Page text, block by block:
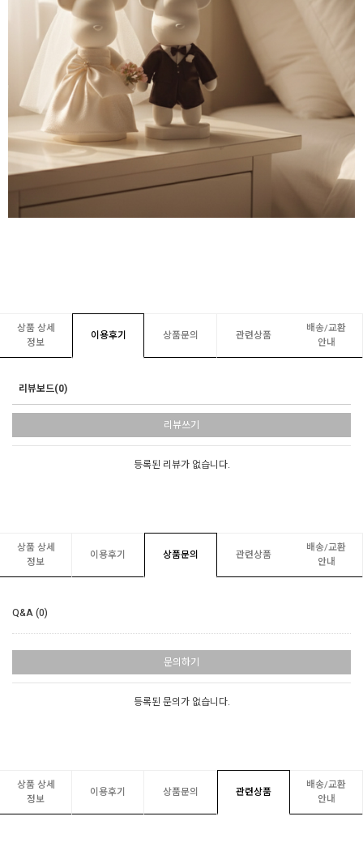
상품 상세
정보
이용후기 상품문의 관련상품
배송/교환
안내
리뷰보드(0)
리뷰쓰기
등록된 리뷰가 없습니다.
상품 상세
정보
이용후기 상품문의 관련상품
배송/교환
안내
Q&A (0)
문의하기
등록된 문의가 없습니다.
상품 상세
정보
이용후기 상품문의 관련상품
배송/교환
안내